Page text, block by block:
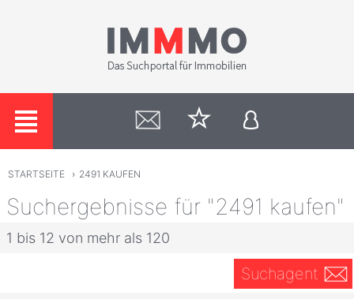
STARTSEITE › 2491 KAUFEN
Suchergebnisse für "2491 kaufen"
1 bis 12 von mehr als 120
Suchagent